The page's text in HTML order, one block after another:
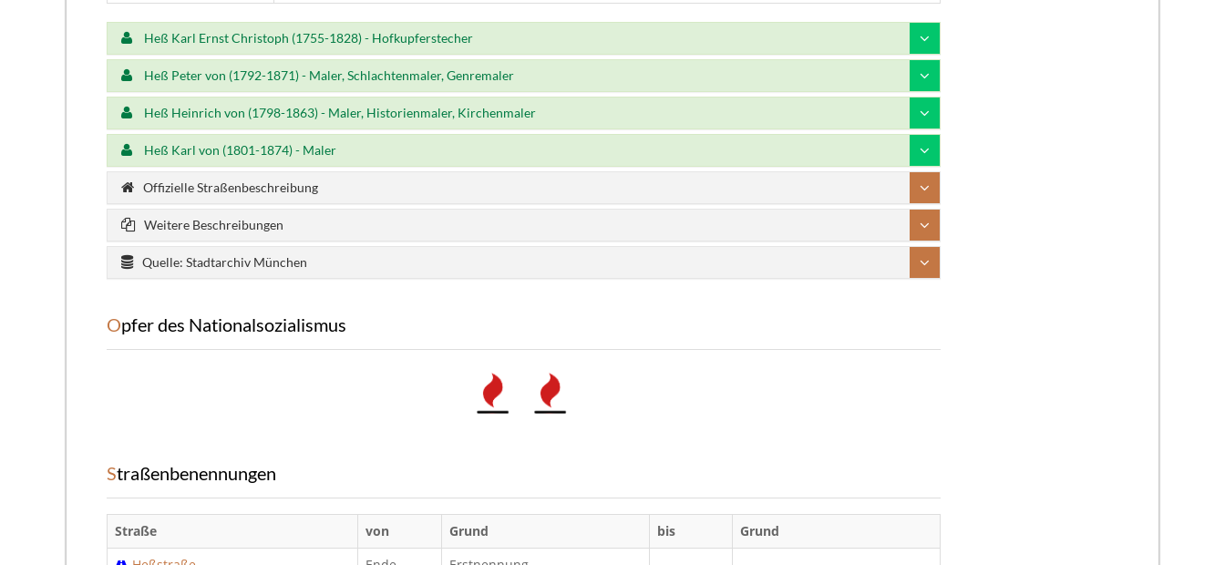
Heß Karl Ernst Christoph (1755-1828) - Hofkupferstecher
Heß Peter von (1792-1871) - Maler, Schlachtenmaler, Genremaler
Heß Heinrich von (1798-1863) - Maler, Historienmaler, Kirchenmaler
Heß Karl von (1801-1874) - Maler
Offizielle Straßenbeschreibung
Weitere Beschreibungen
Quelle: Stadtarchiv München
Opfer des Nationalsozialismus
Straßenbenennungen
Straße von Grund bis
Grund